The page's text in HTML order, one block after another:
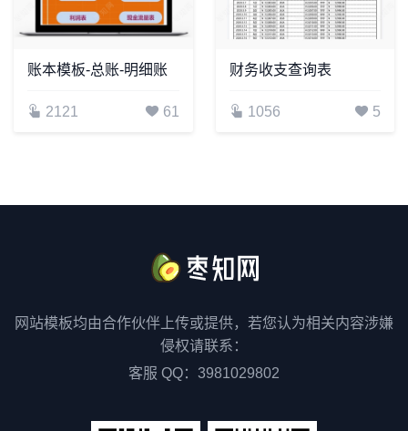
账本模板-总账-明细账
2121 61
财务收支查询表
1056 5
网站模板均由合作伙伴上传或提供，若您认为相关内容涉嫌
侵权请联系：
客服 QQ：3981029802